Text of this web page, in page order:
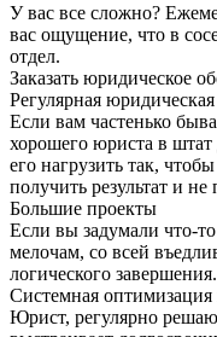
У вас все сложно?
вас ощущение, что в
отдел.
Заказать юридическое
Регулярная
Если вам частенько
хорошего юриста в
его нагрузить так,
получить результат и не
Большие проекты
Если вы задумали что-
мелочам, со всей
логического завершения.
Системная
Юрист, регулярно